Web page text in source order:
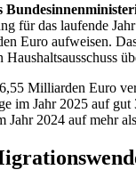
für das laufende
Euro aufweisen.
Milliarden Euro
im Jahr 2025 auf
2024 auf mehr